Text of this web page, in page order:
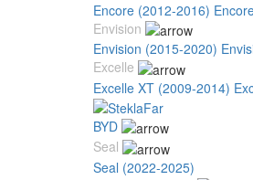
Encore (2012-2016)
Envision
Envision (2015-2020)
Excelle
Excelle XT (2009-2014)
BYD
Seal
Seal (2022-2025)